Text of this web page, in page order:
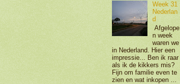
Week 31
Nederlan
d
Afgelope
n week
waren we
in Nederland. Hier een
impressie... Ben ik raar
als ik de kikkers mis?
Fijn om familie even te
zien en wat inkopen ...